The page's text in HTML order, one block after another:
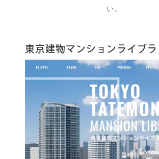
い。
東京建物マンションライブ